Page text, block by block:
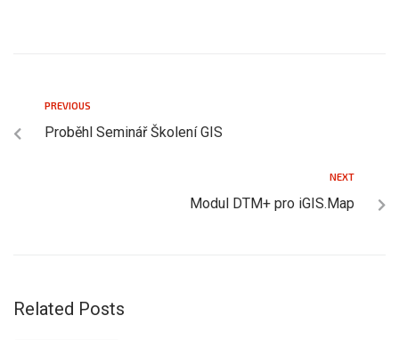
PREVIOUS
Proběhl Seminář Školení GIS
NEXT
Modul DTM+ pro iGIS.Map
Related Posts